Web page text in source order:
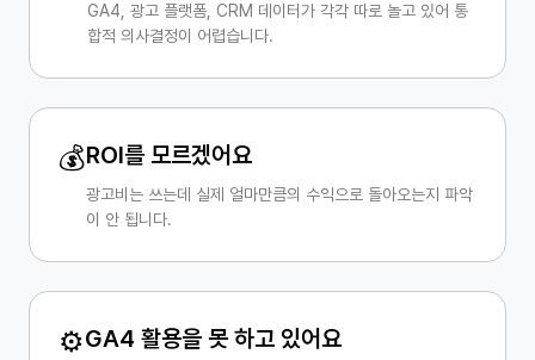
GA4, 광고 플랫폼, CRM 데이터가 각각 따로 놀고 있어 통
합적 의사결정이 어렵습니다.
💰ROI를 모르겠어요
광고비는 쓰는데 실제 얼마만큼의 수익으로 돌아오는지 파악
이 안 됩니다.
⚙️GA4 활용을 못 하고 있어요